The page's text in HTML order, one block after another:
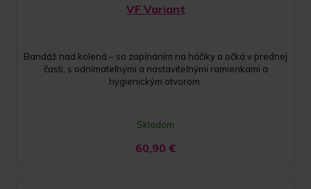
VF Variant
Bandáž nad kolená – so zapínaním na háčiky a očká v prednej
časti, s odnímateľnými a nastaviteľnými ramienkami a
hygienickým otvorom
Skladom
60,90 €